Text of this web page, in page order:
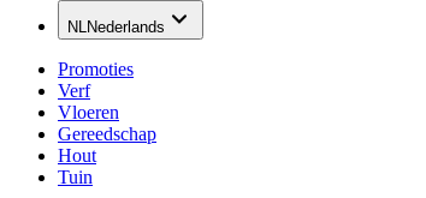
NLNederlands
Promoties
Verf
Vloeren
Gereedschap
Hout
Tuin